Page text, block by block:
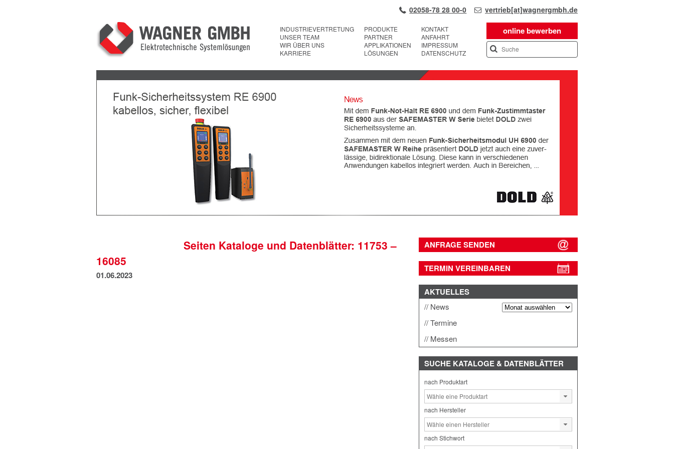
02058-78 28 00-0 vertrieb[at]wagnergmbh.de
online bewerben
INDUSTRIEVERTRETUNG
UNSER TEAM
WIR ÜBER UNS
KARRIERE
PRODUKTE
PARTNER
APPLIKATIONEN
LÖSUNGEN
KONTAKT
ANFAHRT
IMPRESSUM
DATENSCHUTZ
Next
Seiten Kataloge und Datenblätter: 11753 –
16085
01.06.2023
ANFRAGE SENDEN
TERMIN VEREINBAREN
AKTUELLES
News
Termine
Messen
SUCHE KATALOGE & DATENBLÄTTER
nach Produktart
nach Hersteller
nach Stichwort